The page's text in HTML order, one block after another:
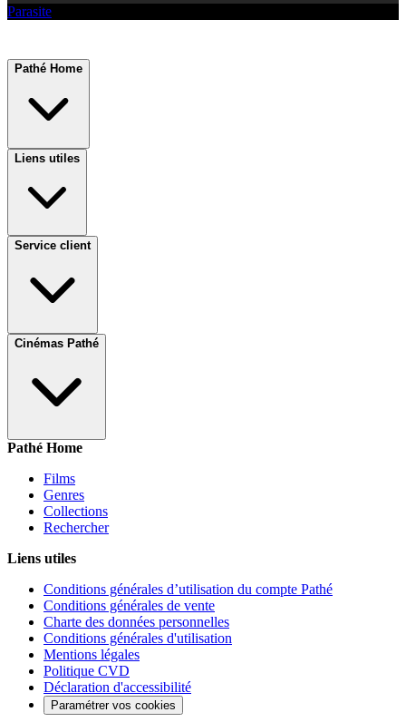
Parasite
Pathé Home
Liens utiles
Service client
Cinémas Pathé
Pathé Home
Films
Genres
Collections
Rechercher
Liens utiles
Conditions générales d’utilisation du compte Pathé
Conditions générales de vente
Charte des données personnelles
Conditions générales d'utilisation
Mentions légales
Politique CVD
Déclaration d'accessibilité
Paramétrer vos cookies